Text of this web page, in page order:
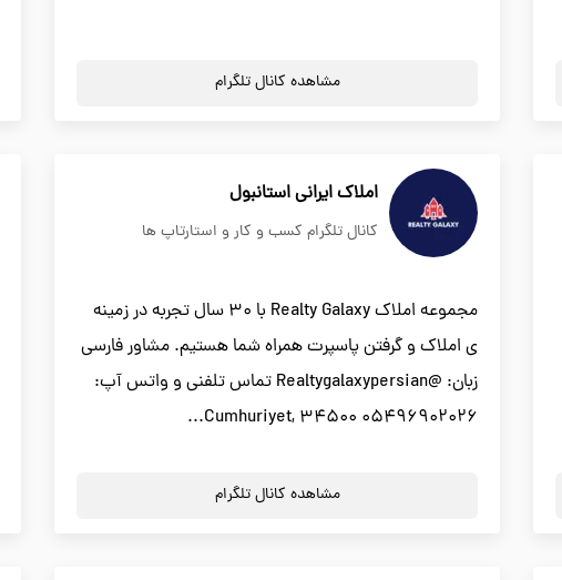
مشاهده کانال تلگرام
املاک ایرانی استانبول
کانال تلگرام کسب و کار و استارتاپ ها
مجموعه املاک Realty Galaxy با 30 سال تجربه در زمینه
ی املاک و گرفتن پاسپرت همراه شما هستیم. مشاور فارسی
زبان: @Realtygalaxypersian تماس تلفنی و واتس آپ:
05496902026 Cumhuriyet, 34500...
مشاهده کانال تلگرام